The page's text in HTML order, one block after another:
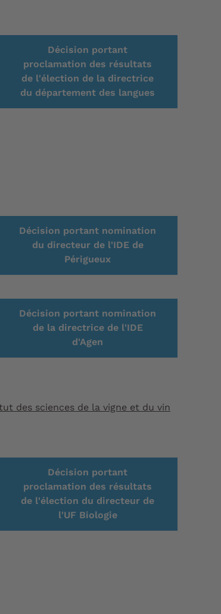
Décision portant
proclamation des résultats
de l'élection de la directrice
du département des langues
Décision portant nomination
du directeur de l'IDE de
Périgueux
Décision portant nomination
de la directrice de l'IDE
d'Agen
des sciences de la vigne et du vin
Décision portant
proclamation des résultats
de l'élection du directeur de
l'UF Biologie